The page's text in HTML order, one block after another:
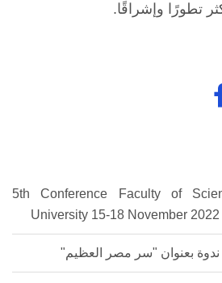
تطورًا وإشراقًا.
5th Conference Faculty of
University 15-18 November
بعنوان "سر مصر العظيم"